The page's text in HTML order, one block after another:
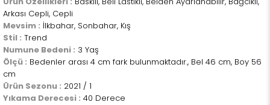
Arkası Cepli, Cepli
Mevsim : İlkbahar, Sonbahar, Kış
Stil : Trend
Numune Bedeni : 3 Yaş
Ölçü : Bedenler arası 4 cm fark bulunmaktadır., Bel 46 cm, Boy 56
cm
Ürün Sezonu : 2021 / 1
Yıkama Derecesi : 40 Derece